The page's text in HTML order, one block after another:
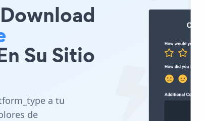
Su Sitio
a tu
de